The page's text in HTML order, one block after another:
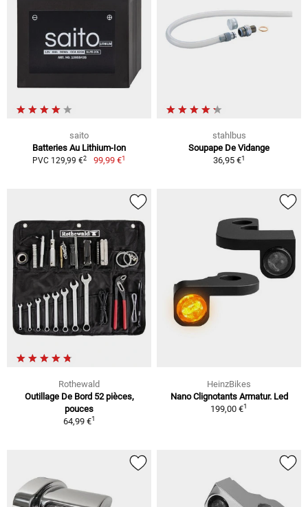
saito
Batteries Au Lithium-Ion
PVC 129,99 €2 99,99 €1
stahlbus
Soupape De Vidange
36,95 €1
Rothewald
Outillage De Bord 52 pièces,
pouces
64,99 €1
HeinzBikes
Nano Clignotants Armatur. Led
199,00 €1